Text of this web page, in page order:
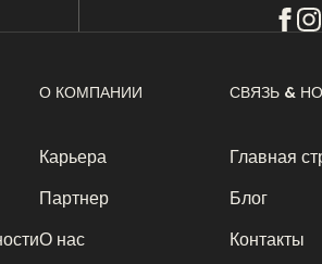
О КОМПАНИИ
Карьера
Партнер
О нас
СВЯЗЬ &
Главная
Блог
Контакты